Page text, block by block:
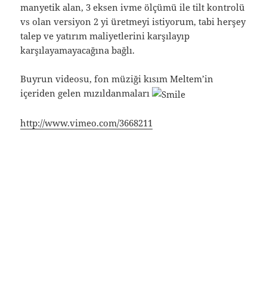
manyetik alan, 3 eksen ivme ölçümü ile tilt kontrolü
vs olan versiyon 2 yi üretmeyi istiyorum, tabi herşey
talep ve yatırım maliyetlerini karşılayıp
karşılayamayacağına bağlı.
Buyrun videosu, fon müziği kısım Meltem’in
içeriden gelen mızıldanmaları
http://www.vimeo.com/3668211